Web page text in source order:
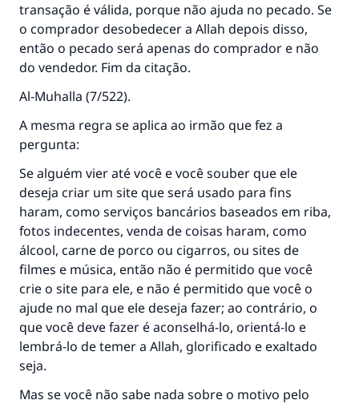
transação é válida, porque não ajuda no pecado. Se
o comprador desobedecer a Allah depois disso,
então o pecado será apenas do comprador e não
do vendedor. Fim da citação.
Al-Muhalla (7/522).
A mesma regra se aplica ao irmão que fez a
pergunta:
Se alguém vier até você e você souber que ele
deseja criar um site que será usado para fins
haram, como serviços bancários baseados em riba,
fotos indecentes, venda de coisas haram, como
álcool, carne de porco ou cigarros, ou sites de
filmes e música, então não é permitido que você
crie o site para ele, e não é permitido que você o
ajude no mal que ele deseja fazer; ao contrário, o
que você deve fazer é aconselhá-lo, orientá-lo e
lembrá-lo de temer a Allah, glorificado e exaltado
seja.
Mas se você não sabe nada sobre o motivo pelo